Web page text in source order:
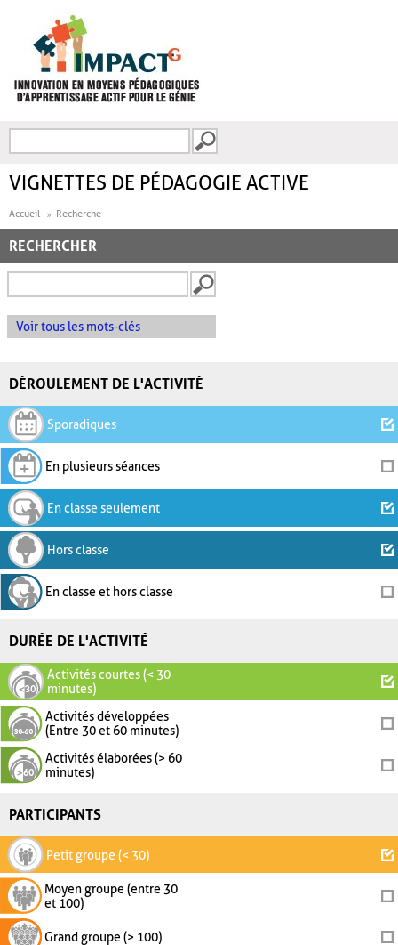
FORMULAIRE DE
VIGNETTES DE PÉDAGOGIE ACTIVE
Accueil Recherche
RECHERCHER
Voir tous les mots-clés
DÉROULEMENT DE L'ACTIVITÉ
Sporadiques
En plusieurs séances
En classe seulement
Hors classe
En classe et hors classe
DURÉE DE L'ACTIVITÉ
Activités courtes (< 30
minutes)
Activités développées
(Entre 30 et 60 minutes)
Activités élaborées (> 60
minutes)
PARTICIPANTS
Petit groupe (< 30)
Moyen groupe (entre 30
et 100)
Grand groupe (> 100)